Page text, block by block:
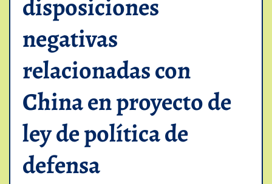
disposiciones
negativas
relacionadas con
China en proyecto de
ley de política de
defensa